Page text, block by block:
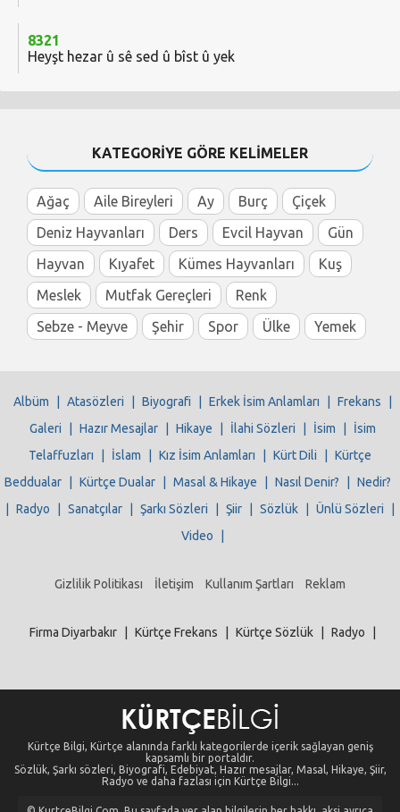
8321
Heyşt hezar û sê sed û bîst û yek
KATEGORİYE GÖRE KELİMELER
Ağaç Aile Bireyleri Ay Burç
Çiçek
Deniz Hayvanları
Ders Evcil Hayvan
Gün
Hayvan
Kıyafet Kümes Hayvanları
Kuş
Meslek
Mutfak Gereçleri
Renk
Sebze - Meyve
Şehir Spor Ülke Yemek
Albüm Atasözleri Biyografi Erkek İsim Anlamları Frekans
Galeri
Hazır Mesajlar Hikaye İlahi Sözleri İsim
İsim
Telaffuzları
İslam Kız İsim Anlamları Kürt Dili
Kürtçe
Beddualar
Kürtçe Dualar Masal & Hikaye Nasıl Denir?
Nedir?
Radyo Sanatçılar Şarkı Sözleri Şiir Sözlük Ünlü Sözleri
Video
Gizlilik Politikası İletişim Kullanım Şartları Reklam
Firma Diyarbakır Kürtçe Frekans Kürtçe Sözlük Radyo
Kürtçe Bilgi, Kürtçe alanında farklı kategorilerde içerik sağlayan geniş
kapsamlı bir portaldır.
Sözlük, Şarkı sözleri, Biyografi, Edebiyat, Hazır mesajlar, Masal, Hikaye, Şiir,
Radyo ve daha fazlası için Kürtçe Bilgi...